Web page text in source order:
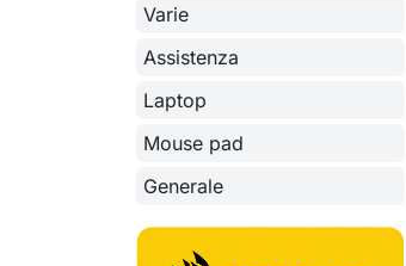
Varie
Assistenza
Laptop
Mouse pad
Generale